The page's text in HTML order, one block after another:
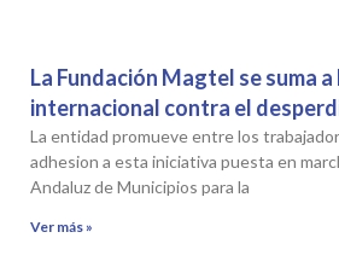
La Fundación Magtel se suma a
internacional contra el
La entidad promueve entre los
adhesion a esta iniciativa puesta en
Andaluz de Municipios para la
Ver más »